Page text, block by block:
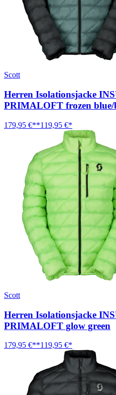
Scott
Herren Isolationsjacke
PRIMALOFT frozen blue/
179,95 €**119,95 €*
Scott
Herren Isolationsjacke
PRIMALOFT glow green
179,95 €**119,95 €*